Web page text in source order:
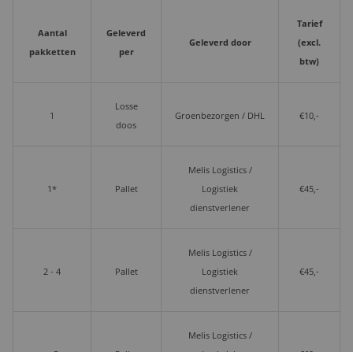
Aantal
pakketten
Geleverd
per
Geleverd door
Tarief
(excl.
btw)
1
Losse
doos
Groenbezorgen / DHL €10,-
1* Pallet
Melis Logistics /
Logistiek
dienstverlener
€45,-
2 - 4 Pallet
Melis Logistics /
Logistiek
dienstverlener
€45,-
Melis Logistics /